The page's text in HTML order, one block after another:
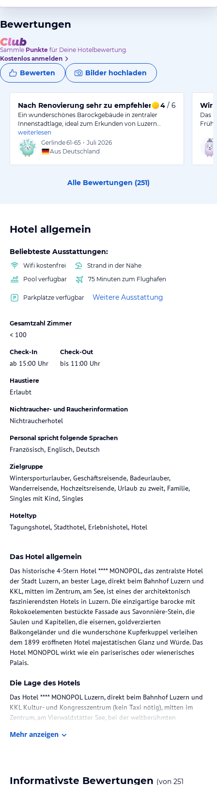
Bewertungen
Sammle Punkte für Deine Hotelbewertung.
Kostenlos anmelden
Bewerten Bilder hochladen
Nach Renovierung sehr zu empfehlen 4 / 6
Ein wunderschönes Barockgebäude in zentraler
Innenstadtlage, ideal zum Erkunden von Luzern…
weiterlesen
Gerlinde61-65 • Juli 2026
Aus Deutschland
Wir
Das
Alle Bewertungen (251)
Hotel allgemein
Beliebteste Ausstattungen:
Wifi kostenfrei
Strand in der Nähe
Pool verfügbar
75 Minuten zum Flughafen
Parkplätze verfügbar Weitere Ausstattung
Gesamtzahl Zimmer
< 100
Check-In
ab 15:00 Uhr
Check-Out
bis 11:00 Uhr
Haustiere
Erlaubt
Nichtraucher- und Raucherinformation
Nichtraucherhotel
Personal spricht folgende Sprachen
Französisch, Englisch, Deutsch
Zielgruppe
Wintersporturlauber, Geschäftsreisende, Badeurlauber,
Wanderreisende, Hochzeitsreisende, Urlaub zu zweit, Familie,
Singles mit Kind, Singles
Hoteltyp
Tagungshotel, Stadthotel, Erlebnishotel, Hotel
Das Hotel allgemein
Das historische 4-Stern Hotel **** MONOPOL, das zentralste Hotel
der Stadt Luzern, an bester Lage, direkt beim Bahnhof Luzern und
KKL, mitten im Zentrum, am See, ist eines der architektonisch
faszinierendsten Hotels in Luzern. Die einzigartige barocke mit
Rokokoelementen bestückte Fassade aus Savonnière-Stein, die
Säulen und Kapitellen, die eisernen, goldverzierten
Balkongeländer und die wunderschöne Kupferkuppel verleihen
dem 1899 eröffneten Hotel majestätischen Glanz und Würde. Das
Hotel MONOPOL wirkt wie ein pariserisches oder wienerisches
Palais.
Die Lage des Hotels
Das Hotel **** MONOPOL Luzern, direkt beim Bahnhof Luzern und
KKL Kultur- und Kongresszentrum (kein Taxi nötig), mitten im
Zentrum, am Vierwaldstätter See, bei der weltberühmten
W-LAN. In den grosszügigen Hotelzimmern, luxuriösen SUPERIOR
Mehr anzeigen
Informativste Bewertungen (von 251